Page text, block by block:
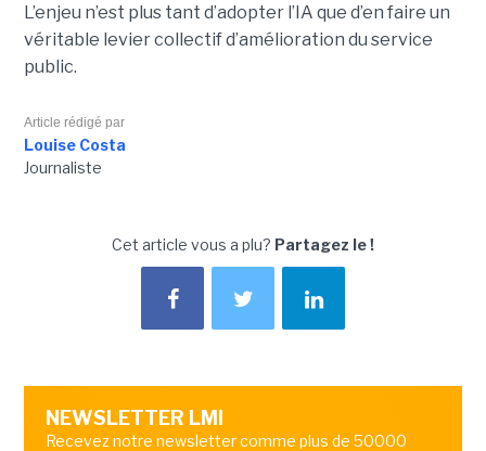
L’enjeu n’est plus tant d’adopter l’IA que d’en faire un
véritable levier collectif d’amélioration du service
public.
Article rédigé par
Louise Costa
Journaliste
Cet article vous a plu? Partagez le !
NEWSLETTER LMI
Recevez notre newsletter comme plus de 50000